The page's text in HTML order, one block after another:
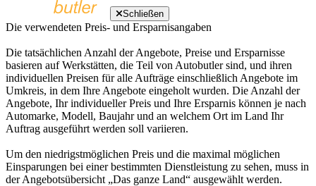
Schließen
Die verwendeten Preis- und Ersparnisangaben
Die tatsächlichen Anzahl der Angebote, Preise und Ersparnisse
basieren auf Werkstätten, die Teil von Autobutler sind, und ihren
individuellen Preisen für alle Aufträge einschließlich Angebote im
Umkreis, in dem Ihre Angebote eingeholt wurden. Die Anzahl der
Angebote, Ihr individueller Preis und Ihre Ersparnis können je nach
Automarke, Modell, Baujahr und an welchem Ort im Land Ihr
Auftrag ausgeführt werden soll variieren.
Um den niedrigstmöglichen Preis und die maximal möglichen
Einsparungen bei einer bestimmten Dienstleistung zu sehen, muss in
der Angebotsübersicht „Das ganze Land“ ausgewählt werden.